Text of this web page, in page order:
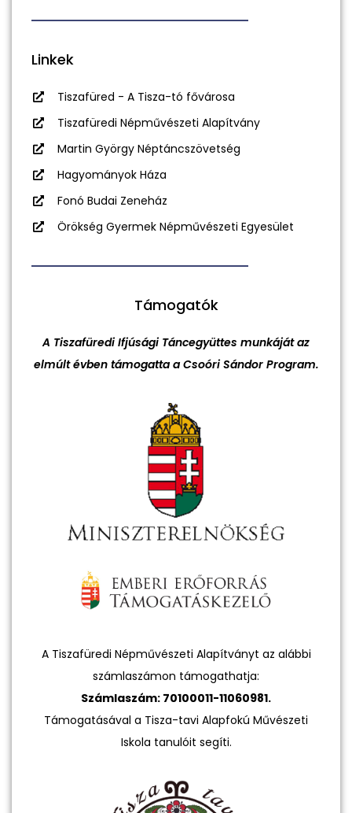
Linkek
Tiszafüred - A Tisza-tó fővárosa
Tiszafüredi Népművészeti Alapítvány
Martin György Néptáncszövetség
Hagyományok Háza
Fonó Budai Zeneház
Örökség Gyermek Népművészeti Egyesület
Támogatók
A Tiszafüredi Ifjúsági Táncegyüttes munkáját az
elmúlt évben támogatta a Csoóri Sándor Program.
A Tiszafüredi Népművészeti Alapítványt az alábbi
számlaszámon támogathatja:
Számlaszám: 70100011-11060981.
Támogatásával a Tisza-tavi Alapfokú Művészeti
Iskola tanulóit segíti.